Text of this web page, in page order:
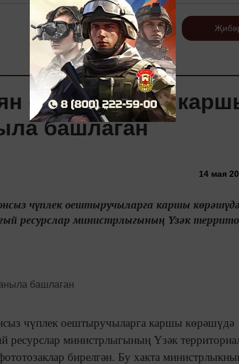
Теркәлү
салучыларга
башлаган
14 мая
чүплек оештыручыларга каршы көрәшүдә
ресурслар министрлыгының Үзәк
чүплек оештыручыларга каршы көрәшүдә
ресурслар министрлыгының Үзәк
бирелгән. Бу хакта